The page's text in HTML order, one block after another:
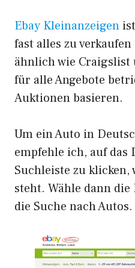
Ebay Kleinanzeigen
fast alles zu
ähnlich wie Craigslist
für alle Angebote
Auktionen basieren.
Um ein Auto in
empfehle ich, auf das
Suchleiste zu klicken,
steht. Wähle dann die
die Suche nach Autos.